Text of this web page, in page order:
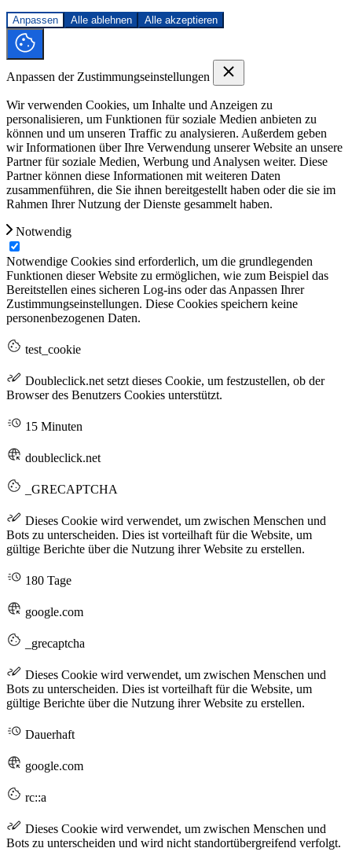
Anpassen Alle ablehnen Alle akzeptieren
Anpassen der Zustimmungseinstellungen
Wir verwenden Cookies, um Inhalte und Anzeigen zu
personalisieren, um Funktionen für soziale Medien anbieten zu
können und um unseren Traffic zu analysieren. Außerdem geben
wir Informationen über Ihre Verwendung unserer Website an unsere
Partner für soziale Medien, Werbung und Analysen weiter. Diese
Partner können diese Informationen mit weiteren Daten
zusammenführen, die Sie ihnen bereitgestellt haben oder die sie im
Rahmen Ihrer Nutzung der Dienste gesammelt haben.
Notwendig
Notwendige Cookies sind erforderlich, um die grundlegenden
Funktionen dieser Website zu ermöglichen, wie zum Beispiel das
Bereitstellen eines sicheren Log-ins oder das Anpassen Ihrer
Zustimmungseinstellungen. Diese Cookies speichern keine
personenbezogenen Daten.
test_cookie
Doubleclick.net setzt dieses Cookie, um festzustellen, ob der
Browser des Benutzers Cookies unterstützt.
15 Minuten
doubleclick.net
_GRECAPTCHA
Dieses Cookie wird verwendet, um zwischen Menschen und
Bots zu unterscheiden. Dies ist vorteilhaft für die Website, um
gültige Berichte über die Nutzung ihrer Website zu erstellen.
180 Tage
google.com
_grecaptcha
Dieses Cookie wird verwendet, um zwischen Menschen und
Bots zu unterscheiden. Dies ist vorteilhaft für die Website, um
gültige Berichte über die Nutzung ihrer Website zu erstellen.
Dauerhaft
google.com
rc::a
Dieses Cookie wird verwendet, um zwischen Menschen und
Bots zu unterscheiden und wird nicht standortübergreifend verfolgt.